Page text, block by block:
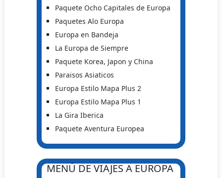
Paquete Ocho Capitales de Europa
Paquetes Alo Europa
Europa en Bandeja
La Europa de Siempre
Paquete Korea, Japon y China
Paraisos Asiaticos
Europa Estilo Mapa Plus 2
Europa Estilo Mapa Plus 1
La Gira Iberica
Paquete Aventura Europea
MENÚ DE VIAJES A EUROPA